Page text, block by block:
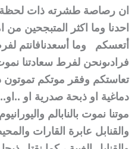
ان رصاصة طشرته ذات لحظة
احدنا وما اكثر المتبجحين
أتعسكم وما أسعدنافانتم
فرادىونحن لفرط سعادتنا
تعاستكم وفقر موتكم تموتون
دماغية او ذبحة صدرية او ..او..
موتنا نموت بالنابالم
والقنابل عابرة القارات